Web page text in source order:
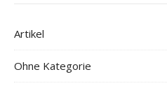
Artikel
Ohne Kategorie